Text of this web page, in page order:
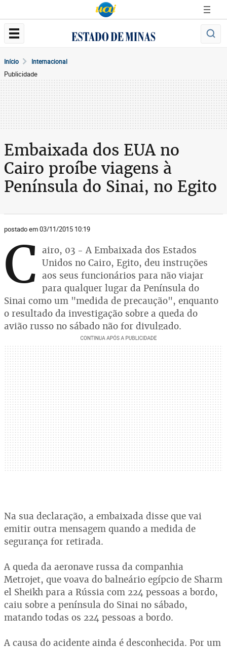
Início Internacional
Publicidade
Embaixada dos EUA no
Cairo proíbe viagens à
Península do Sinai, no Egito
postado em 03/11/2015 10:19
C airo, 03 - A Embaixada dos Estados
Unidos no Cairo, Egito, deu instruções
aos seus funcionários para não viajar
para qualquer lugar da Península do
Sinai como um "medida de precaução", enquanto
o resultado da investigação sobre a queda do
avião russo no sábado não for divulgado.
Na sua declaração, a embaixada disse que vai
emitir outra mensagem quando a medida de
segurança for retirada.
A queda da aeronave russa da companhia
Metrojet, que voava do balneário egípcio de Sharm
el Sheikh para a Rússia com 224 pessoas a bordo,
caiu sobre a península do Sinai no sábado,
matando todas os 224 pessoas a bordo.
A causa do acidente ainda é desconhecida. Por um